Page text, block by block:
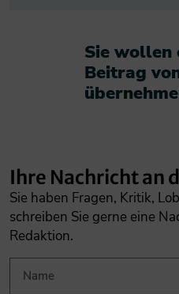
Sie wollen
Beitrag
Ihre Nachricht an
Sie haben Fragen, Kritik,
schreiben Sie gerne eine
Redaktion.